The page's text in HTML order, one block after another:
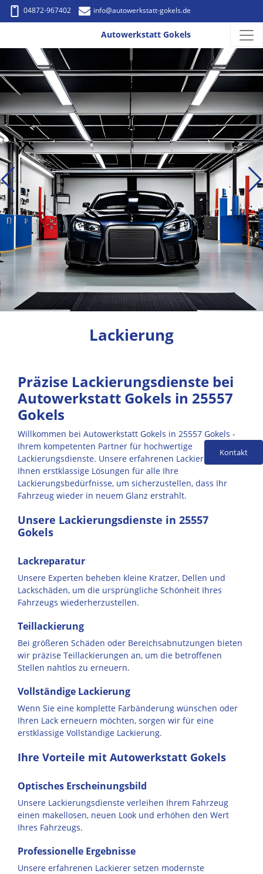
04872-967402 info@autowerkstatt-gokels.de
Autowerkstatt Gokels
Lackierung
Präzise Lackierungsdienste bei
Autowerkstatt Gokels in 25557
Gokels
Willkommen bei Autowerkstatt Gokels in 25557 Gokels -
Ihrem kompetenten Partner für hochwertige
Lackierungsdienste. Unsere erfahrenen Lackierer bieten
Ihnen erstklassige Lösungen für alle Ihre
Lackierungsbedürfnisse, um sicherzustellen, dass Ihr
Fahrzeug wieder in neuem Glanz erstrahlt.
Unsere Lackierungsdienste in 25557
Gokels
Lackreparatur
Unsere Experten beheben kleine Kratzer, Dellen und
Lackschäden, um die ursprüngliche Schönheit Ihres
Fahrzeugs wiederherzustellen.
Teillackierung
Bei größeren Schäden oder Bereichsabnutzungen bieten
wir präzise Teillackierungen an, um die betroffenen
Stellen nahtlos zu erneuern.
Vollständige Lackierung
Wenn Sie eine komplette Farbänderung wünschen oder
Ihren Lack erneuern möchten, sorgen wir für eine
erstklassige Vollständige Lackierung.
Ihre Vorteile mit Autowerkstatt Gokels
Optisches Erscheinungsbild
Unsere Lackierungsdienste verleihen Ihrem Fahrzeug
einen makellosen, neuen Look und erhöhen den Wert
Ihres Fahrzeugs.
Professionelle Ergebnisse
Unsere erfahrenen Lackierer setzen modernste
Kontakt